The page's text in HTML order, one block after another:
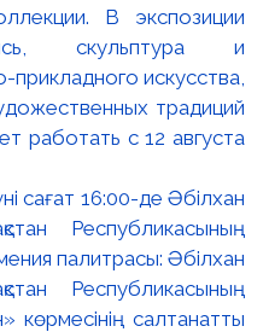
сағат 16:00-де Әбілхан
Республикасының
палитрасы: Әбілхан
Республикасының
көрмесінің салтанатты